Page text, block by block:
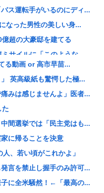
ス運転手がいるのにディ...
なった男性の美しい身...
億超の大豪邸を建てる
サイルに「このような...
転手がいるのにディープ...
枯渇してるの！」←いや...
すぎるwww「母親の前...
のワケ…9年で患者数...
チギレwww
アルが完成されすぎてい...
？
る動画 or 高市早苗...
英高級紙も驚愕した極...
みは感じませんよ」医者...
た
間選挙では「民主党はも...
に帰ることを決意
、若い頃がこれかよ」
言を禁止し握手のみ許可...
に全米騒然！←「最高の...